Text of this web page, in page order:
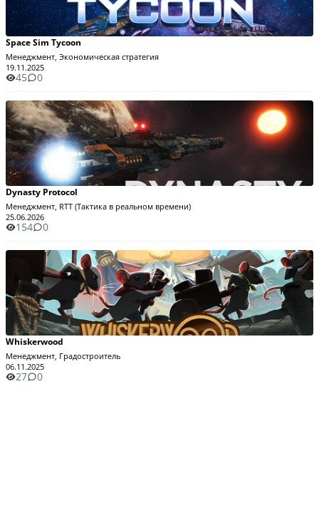
Space Sim Tycoon
Менеджмент, Экономическая стратегия
19.11.2025
45 0
Dynasty Protocol
Менеджмент, RTT (Тактика в реальном времени)
25.06.2026
154 0
Whiskerwood
Менеджмент, Градостроитель
06.11.2025
27 0